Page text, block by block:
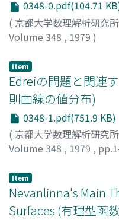
0348-0.pdf(104.71
( 京都大学数理解析研究所
Volume 348 , 1979 )
Item
Edreiの問題と関連
則曲線の値分布)
0348-1.pdf(751.9 KB)
( 京都大学数理解析研究所
Volume 348 , 1979 ,
Item
Nevanlinna's Main
Surfaces (有理型函